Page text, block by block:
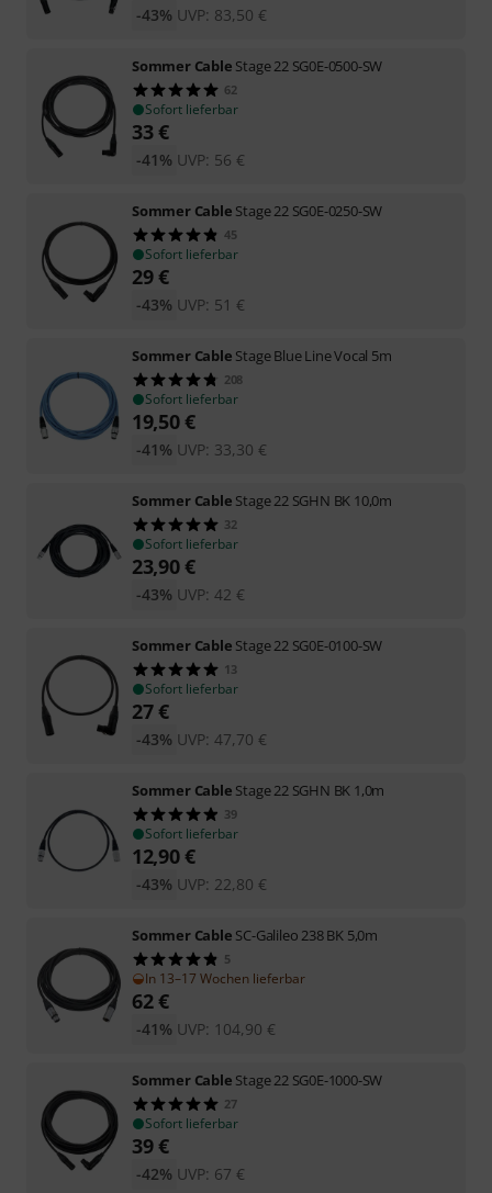
UVP: 83,50 €
-43%
Sommer Cable Stage 22 SG0E-0500-SW
62
Sofort lieferbar
33€
UVP: 56 €
-41%
Sommer Cable Stage 22 SG0E-0250-SW
45
Sofort lieferbar
29€
UVP: 51 €
-43%
Sommer Cable Stage Blue Line Vocal 5m
208
Sofort lieferbar
19,50€
UVP: 33,30 €
-41%
Sommer Cable Stage 22 SGHN BK 10,0m
32
Sofort lieferbar
23,90€
UVP: 42 €
-43%
Sommer Cable Stage 22 SG0E-0100-SW
13
Sofort lieferbar
27€
UVP: 47,70 €
-43%
Sommer Cable Stage 22 SGHN BK 1,0m
39
Sofort lieferbar
12,90€
UVP: 22,80 €
-43%
Sommer Cable SC-Galileo 238 BK 5,0m
5
In 13–17 Wochen lieferbar
62€
UVP: 104,90 €
-41%
Sommer Cable Stage 22 SG0E-1000-SW
27
Sofort lieferbar
39€
UVP: 67 €
-42%